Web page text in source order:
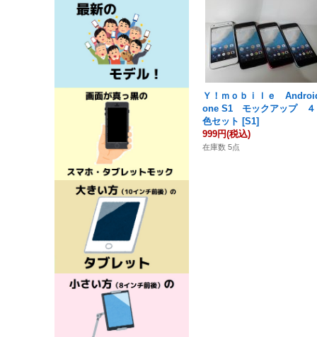
Ｙ！ｍｏｂｉｌｅ
one S1 モックアップ ４
色セット [S1]
999円(税込)
在庫数 5点